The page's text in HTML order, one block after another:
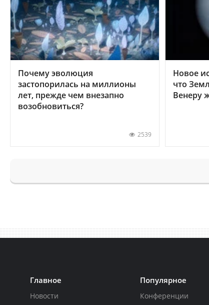
Почему эволюция
застопорилась на миллионы
лет, прежде чем внезапно
возобновиться?
2539
Новое
что
Венеру
Главное
Новости
Популярное
Конференции